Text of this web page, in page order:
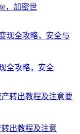
，加密世
全攻略，安全
出教程及注意